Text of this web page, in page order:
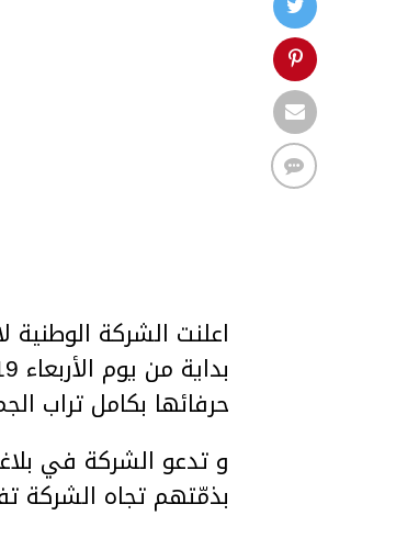
اعلنت الشركة
حرفائها بكامل تراب
و تدعو الشركة في
بذمّتهم تجاه الشركة